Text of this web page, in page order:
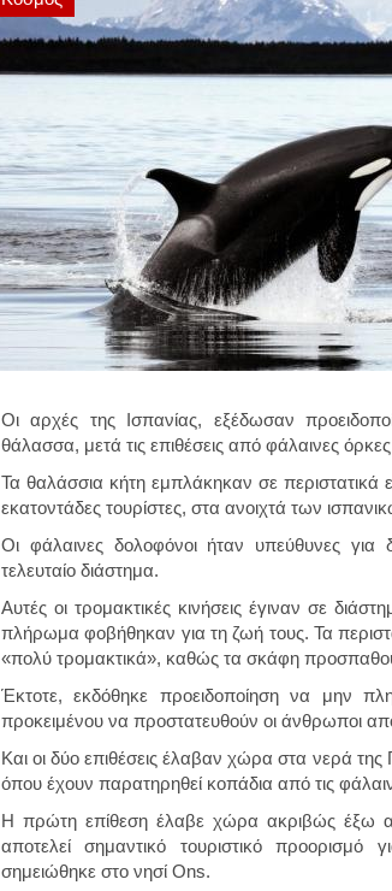
Οι αρχές της Ισπανίας, εξέδωσαν
θάλασσα, μετά τις επιθέσεις από φάλαινες
Τα θαλάσσια κήτη εμπλάκηκαν σε
εκατοντάδες τουρίστες, στα ανοιχτά των
Οι φάλαινες δολοφόνοι ήταν υπεύθυνες για
τελευταίο διάστημα.
Αυτές οι τρομακτικές κινήσεις έγιναν σε
πλήρωμα φοβήθηκαν για τη ζωή τους. Τα
«πολύ τρομακτικά», καθώς τα σκάφη
Έκτοτε, εκδόθηκε προειδοποίηση να μην
προκειμένου να προστατευθούν οι άνθρωποι
Και οι δύο επιθέσεις έλαβαν χώρα στα νερά της
όπου έχουν παρατηρηθεί κοπάδια από τις
Η πρώτη επίθεση έλαβε χώρα ακριβώς έξω
αποτελεί σημαντικό τουριστικό
σημειώθηκε στο νησί Ons.